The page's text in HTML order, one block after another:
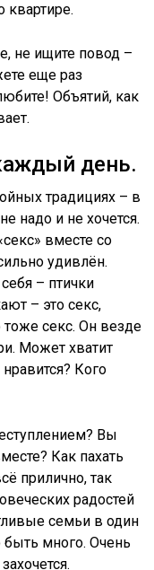
квартире.
не ищите повод –
еще раз
Объятий, как
день.
традициях – в
надо и не хочется.
вместе со
удивлён.
– птички
– это секс,
тоже секс. Он везде
Может хватит
Кого
Вы
Как пахать
прилично, так
радостей
семьи в один
много. Очень